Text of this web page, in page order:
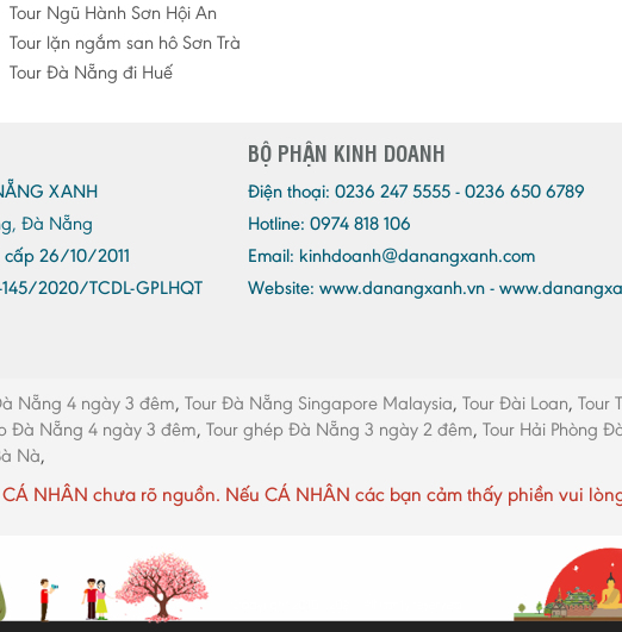
Tour Ngũ Hành Sơn Hội An
Tour lặn ngắm san hô Sơn Trà
Tour Đà Nẵng đi Huế
XANH
Đà Nẵng
cấp 26/10/2011
2020/TCDL-GPLHQT
BỘ PHẬN KINH DOANH
Điện thoại: 0236 247 5555 - 0236 650 6789
Hotline: 0974 818 106
Email: kinhdoanh@danangxanh.com
Website: www.danangxanh.vn -
Nẵng 4 ngày 3 đêm, Tour Đà Nẵng Singapore Malaysia, Tour Đài Loan, Tour
Đà Nẵng 4 ngày 3 đêm, Tour ghép Đà Nẵng 3 ngày 2 đêm, Tour Hải Phòng
Nà,
CÁ NHÂN chưa rõ nguồn. Nếu CÁ NHÂN các bạn cảm thấy phiền vui